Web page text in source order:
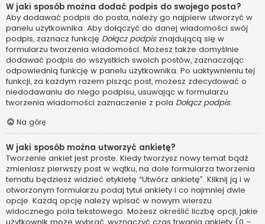
W jaki sposób można dodać podpis do swojego posta?
Aby dodawać podpis do posta, należy go najpierw utworzyć w
panelu użytkownika. Aby dołączyć do danej wiadomości swój
podpis, zaznacz funkcję Dołącz podpisznajdującą się w
formularzu tworzenia wiadomości. Możesz także domyślnie
dodawać podpis do wszystkich swoich postów, zaznaczając
odpowiednią funkcję w panelu użytkownika. Po uaktywnieniu tej
funkcji, za każdym razem pisząc post, możesz zdecydować o
niedodawaniu do niego podpisu, usuwając w formularzu
tworzenia wiadomości zaznaczenie z pola Dołącz podpis.
Na górę
W jaki sposób można utworzyć ankietę?
Tworzenie ankiet jest proste. Kiedy tworzysz nowy temat bądź
zmieniasz pierwszy post w wątku, na dole formularza tworzenia
tematu będziesz widzieć etykietę “Utwórz ankietę”. Kliknij ją i w
otworzonym formularzu podaj tytuł ankiety i co najmniej dwie
opcje. Każdą opcję należy wpisać w nowym wierszu
widocznego pola tekstowego. Możesz określić liczbę opcji, jakie
użytkownik może wybrać, wyznaczyć czas trwania ankiety (0 –